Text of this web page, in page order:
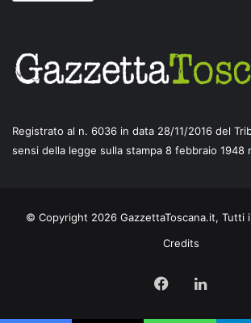
Registrato al n. 6036 in data 28/11/2016 del
sensi della legge sulla stampa 8 febbraio 1948
© Copyright 2026 GazzettaToscana.it, Tutti
Credits
Facebook